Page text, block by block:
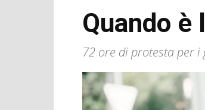
Quando è
72 ore di protesta per